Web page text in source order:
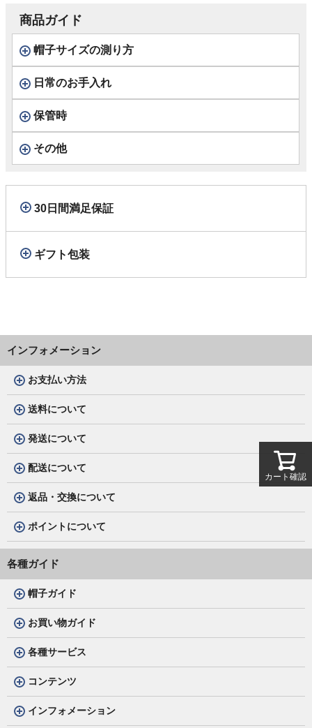
商品ガイド
帽子サイズの測り方
日常のお手入れ
保管時
その他
30日間満足保証
ギフト包装
インフォメーション
お支払い方法
送料について
発送について
配送について
返品・交換について
ポイントについて
各種ガイド
帽子ガイド
お買い物ガイド
各種サービス
コンテンツ
インフォメーション
カート確認